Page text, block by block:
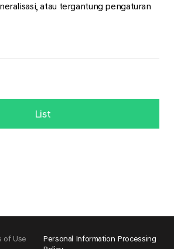
atau tergantung pengaturan
List
of Use
Personal Information Processing